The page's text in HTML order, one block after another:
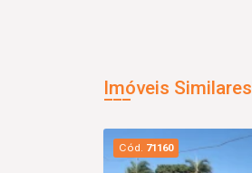
Imóveis Similares
Cód. 71160